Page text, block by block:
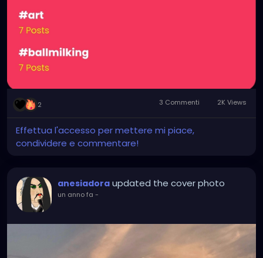
2 3 Commenti 2K Views
Effettua l'accesso per mettere mi piace,
condividere e commentare!
anesiadora updated the cover photo
un anno fa -